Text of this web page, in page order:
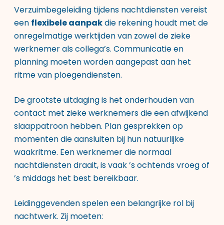
Verzuimbegeleiding tijdens nachtdiensten vereist
een flexibele aanpakdie rekening houdt met de
onregelmatige werktijden van zowel de zieke
werknemer als collega’s. Communicatie en
planning moeten worden aangepast aan het
ritme van ploegendiensten.
De grootste uitdaging is het onderhouden van
contact met zieke werknemers die een afwijkend
slaappatroon hebben. Plan gesprekken op
momenten die aansluiten bij hun natuurlijke
waakritme. Een werknemer die normaal
nachtdiensten draait, is vaak ’s ochtends vroeg of
’s middags het best bereikbaar.
Leidinggevenden spelen een belangrijke rol bij
nachtwerk. Zij moeten: